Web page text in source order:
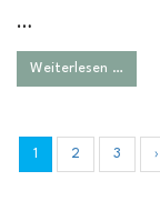
…
Weiterlesen …
1 2 3 ›